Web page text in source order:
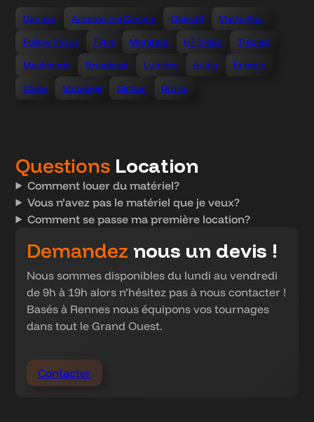
Caméra Accessoires Caméra Objectif Matte Box
Follow Focus Filtre Moniteur HF Vidéo Trépied
Machinerie Broadcast Lumière Audio Energie
Câble Stockage Gimbal Drone
Questions Location
Comment louer du matériel?
Vous n’avez pas le matériel que je veux?
Comment se passe ma première location?
Demandez nous un devis !
Nous sommes disponibles du lundi au vendredi
de 9h à 19h alors n’hésitez pas à nous contacter !
Basés à Rennes nous équipons vos tournages
dans tout le Grand Ouest.
Contacter